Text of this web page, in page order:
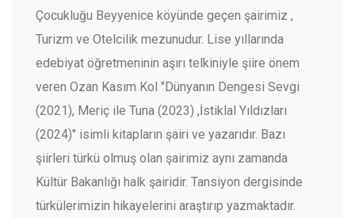
Çocukluğu Beyyenice köyünde geçen şairimiz ,
Turizm ve Otelcilik mezunudur. Lise yıllarında
edebiyat öğretmeninin aşırı telkiniyle şiire önem
veren Ozan Kasım Kol "Dünyanın Dengesi Sevgi
(2021), Meriç ile Tuna (2023) ,İstiklal Yıldızları
(2024)" isimli kitapların şairi ve yazarıdır. Bazı
şiirleri türkü olmuş olan şairimiz aynı zamanda
Kültür Bakanlığı halk şairidir. Tansiyon dergisinde
türkülerimizin hikayelerini araştırıp yazmaktadır.